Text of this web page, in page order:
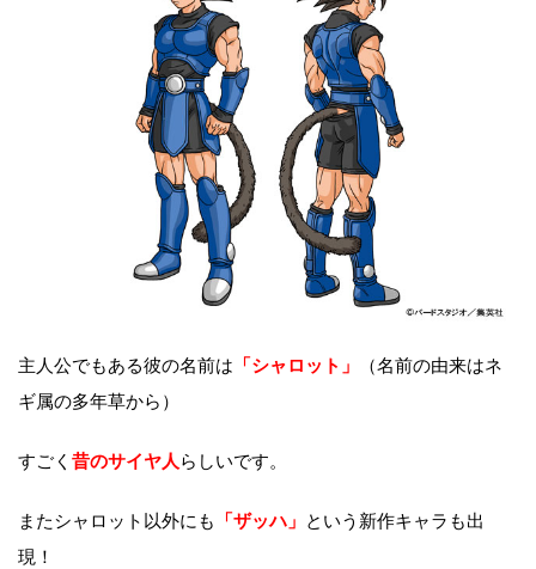
主人公でもある彼の名前は 「シャロット」
（名前の由来はネ
ギ属の多年草から）
すごく 昔のサイヤ人 らしいです。
またシャロット以外にも 「ザッハ」 という新作キャラも出
現！